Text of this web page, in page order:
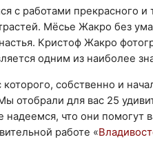
с работами прекрасного и
Мёсье Жакро без
Кристоф Жакро
одним из наиболее
собственно и
отобрали для вас 25
что они помогут
работе «